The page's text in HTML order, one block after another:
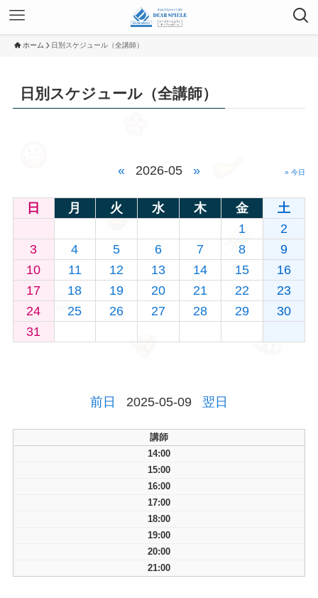
ホーム 日別スケジュール（全講師）
日別スケジュール（全講師）
« 2026-05 » » 今日
日 月 火 水 木 金
土
1
2
3
4 5 6 7 8
9
10
11 12 13 14 15
16
17
18 19 20 21 22
23
24
25 26 27 28 29
30
31
前日 2025-05-09 翌日
講師
14:00
15:00
16:00
17:00
18:00
19:00
20:00
21:00